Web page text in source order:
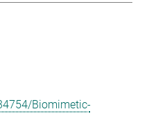
Biomimetic-